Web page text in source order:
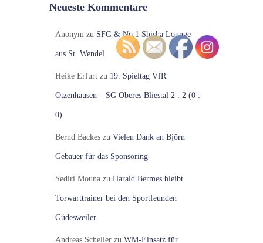
Neueste Kommentare
Anonymzu SFG & No.1 Shisha Lounge
aus St. Wendel
Heike Erfurtzu 19. Spieltag VfR
Otzenhausen – SG Oberes Bliestal 2 : 2 (0 :
0)
Bernd Backeszu Vielen Dank an Björn
Gebauer für das Sponsoring
Sediri Mounazu Harald Bermes bleibt
Torwarttrainer bei den Sportfeunden
Güdesweiler
Andreas Schellerzu WM-Einsatz für